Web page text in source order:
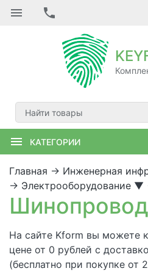
КАТЕГОРИИ
Главная → Инженерная
→ Электрооборудование ▼
На сайте Kform вы можете
цене от 0 рублей с
(бесплатно при покупке от